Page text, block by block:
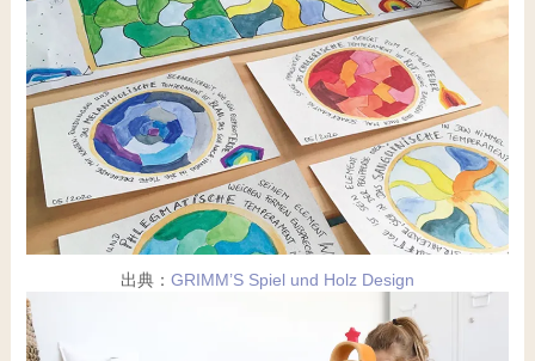
出典： GRIMM’S Spiel und Holz Design